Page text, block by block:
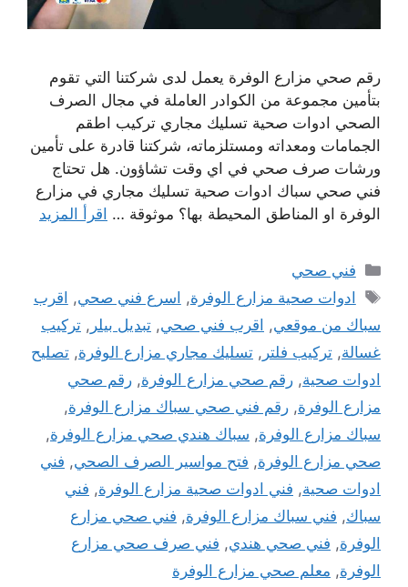
رقم صحي مزارع الوفرة يعمل لدى شركتنا التي تقوم
بتأمين مجموعة من الكوادر العاملة في مجال الصرف
الصحي ادوات صحية تسليك مجاري تركيب اطقم
الجمامات ومعداته ومستلزماته، شركتنا قادرة على تأمين
ورشات صرف صحي في اي وقت تشاؤون. هل تحتاج
فني صحي سباك ادوات صحية تسليك مجاري في مزارع
الوفرة او المناطق المحيطة بها؟ موثوقة … اقرأ المزيد
التصنيفات
فني صحي
الوسوم
ادوات صحية مزارع الوفرة, اسرع فني صحي, اقرب
سباك من موقعي, اقرب فني صحي, تبديل بيلر , تركيب
غسالة, تركيب فلتر , تسليك مجاري مزارع الوفرة, تصليح
ادوات صحية, رقم صحي مزارع الوفرة, رقم صحي
مزارع الوفرة, رقم فني صحي سباك مزارع الوفرة,
سباك مزارع الوفرة, سباك هندي صحي مزارع الوفرة,
صحي مزارع الوفرة, فتح مواسير الصرف الصحي, فني
ادوات صحية, فني ادوات صحية مزارع الوفرة, فني
سباك, فني سباك مزارع الوفرة, فني صحي مزارع
الوفرة, فني صحي هندي, فني صرف صحي مزارع
الوفرة, معلم صحي مزارع الوفرة